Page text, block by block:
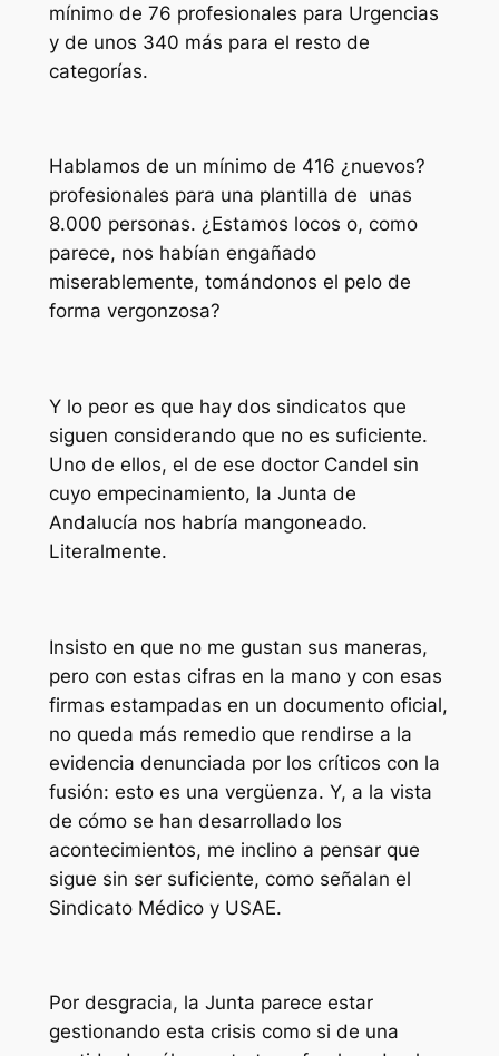
mínimo de 76 profesionales para Urgencias
y de unos 340 más para el resto de
categorías.
Hablamos de un mínimo de 416 ¿nuevos?
profesionales para una plantilla de unas
8.000 personas. ¿Estamos locos o, como
parece, nos habían engañado
miserablemente, tomándonos el pelo de
forma vergonzosa?
Y lo peor es que hay dos sindicatos que
siguen considerando que no es suficiente.
Uno de ellos, el de ese doctor Candel sin
cuyo empecinamiento, la Junta de
Andalucía nos habría mangoneado.
Literalmente.
Insisto en que no me gustan sus maneras,
pero con estas cifras en la mano y con esas
firmas estampadas en un documento oficial,
no queda más remedio que rendirse a la
evidencia denunciada por los críticos con la
fusión: esto es una vergüenza. Y, a la vista
de cómo se han desarrollado los
acontecimientos, me inclino a pensar que
sigue sin ser suficiente, como señalan el
Sindicato Médico y USAE.
Por desgracia, la Junta parece estar
gestionando esta crisis como si de una